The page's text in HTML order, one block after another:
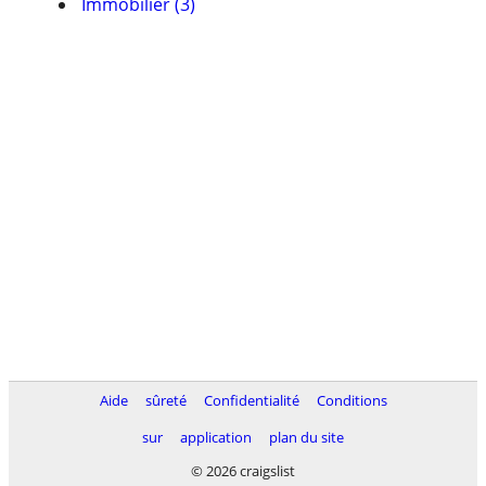
Aide sûreté Confidentialité
Conditions
sur
application
plan du site
© 2026 craigslist